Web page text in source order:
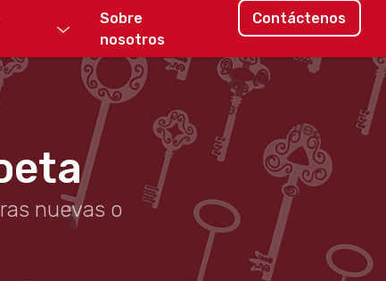
Sobre
nosotros
Contáctenos
nuevas o